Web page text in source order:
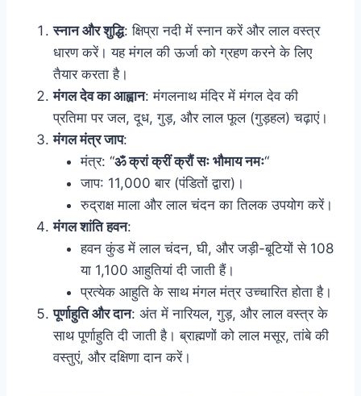
स्नान और शुद्धि: क्षिप्रा नदी में स्नान करें और लाल वस्त्र
धारण करें। यह मंगल की ऊर्जा को ग्रहण करने के लिए
तैयार करता है।
मंगल देव का आह्वान: मंगलनाथ मंदिर में मंगल देव की
प्रतिमा पर जल, दूध, गुड़, और लाल फूल (गुड़हल) चढ़ाएं।
मंगल मंत्र जाप:
मंत्र: “ॐ क्रां क्रीं क्रौं सः भौमाय नमः“
जाप: 11,000 बार (पंडितों द्वारा)।
रुद्राक्ष माला और लाल चंदन का तिलक उपयोग करें।
मंगल शांति हवन:
हवन कुंड में लाल चंदन, घी, और जड़ी-बूटियों से 108
या 1,100 आहुतियां दी जाती हैं।
प्रत्येक आहुति के साथ मंगल मंत्र उच्चारित होता है।
पूर्णाहुति और दान: अंत में नारियल, गुड़, और लाल वस्त्र के
साथ पूर्णाहुति दी जाती है। ब्राह्मणों को लाल मसूर, तांबे की
वस्तुएं, और दक्षिणा दान करें।